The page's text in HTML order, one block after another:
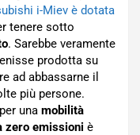
i-Miev è dotata
tenere sotto
. Sarebbe veramente
prodotta su
ad abbassarne il
più persone.
una mobilità
zero emissioni è